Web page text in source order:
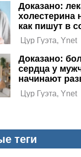
Доказано:
холестерина
как пишут в
Цур Гуэта, Ynet
Доказано:
сердца у
начинают
уже с 35 лет
Цур Гуэта, Ynet
теги